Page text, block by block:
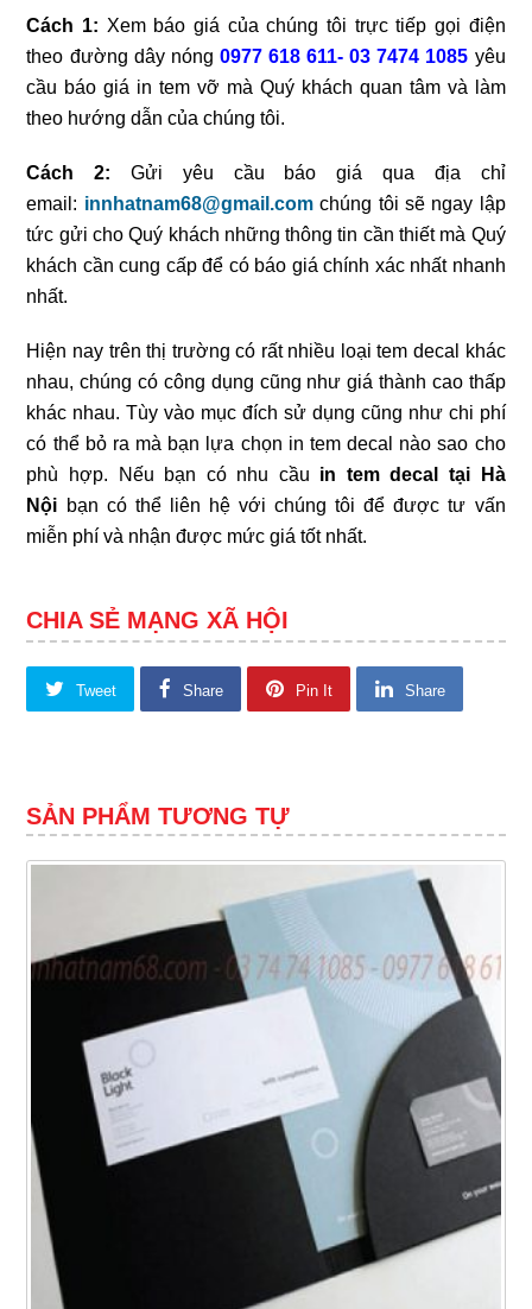
Cách 1: Xem báo giá của chúng tôi trực tiếp gọi điện
theo đường dây nóng 0977 618 611- 03 7474 1085 yêu
cầu báo giá in tem vỡ mà Quý khách quan tâm và làm
theo hướng dẫn của chúng tôi.
Cách 2: Gửi yêu cầu báo giá qua địa chỉ
email: innhatnam68@gmail.comchúng tôi sẽ ngay lập
tức gửi cho Quý khách những thông tin cần thiết mà Quý
khách cần cung cấp để có báo giá chính xác nhất nhanh
nhất.
Hiện nay trên thị trường có rất nhiều loại tem decal khác
nhau, chúng có công dụng cũng như giá thành cao thấp
khác nhau. Tùy vào mục đích sử dụng cũng như chi phí
có thể bỏ ra mà bạn lựa chọn in tem decal nào sao cho
phù hợp. Nếu bạn có nhu cầu in tem decal tại Hà
Nội bạn có thể liên hệ với chúng tôi để được tư vấn
miễn phí và nhận được mức giá tốt nhất.
CHIA SẺ MẠNG XÃ HỘI
Tweet Share Pin It Share
SẢN PHẨM TƯƠNG TỰ